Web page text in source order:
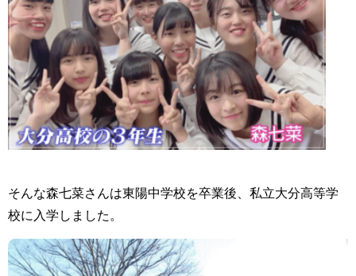
そんな森七菜さんは東陽中学校を卒業後、私立大分高等学
校に入学しました。